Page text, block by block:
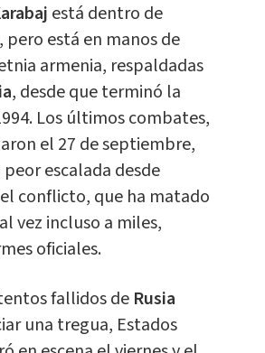
está dentro de
pero está en manos de
armenia, respaldadas
, desde que terminó la
Los últimos combates,
el 27 de septiembre,
escalada desde
conflicto, que ha matado
vez incluso a miles,
oficiales.
fallidos de Rusia
una tregua, Estados